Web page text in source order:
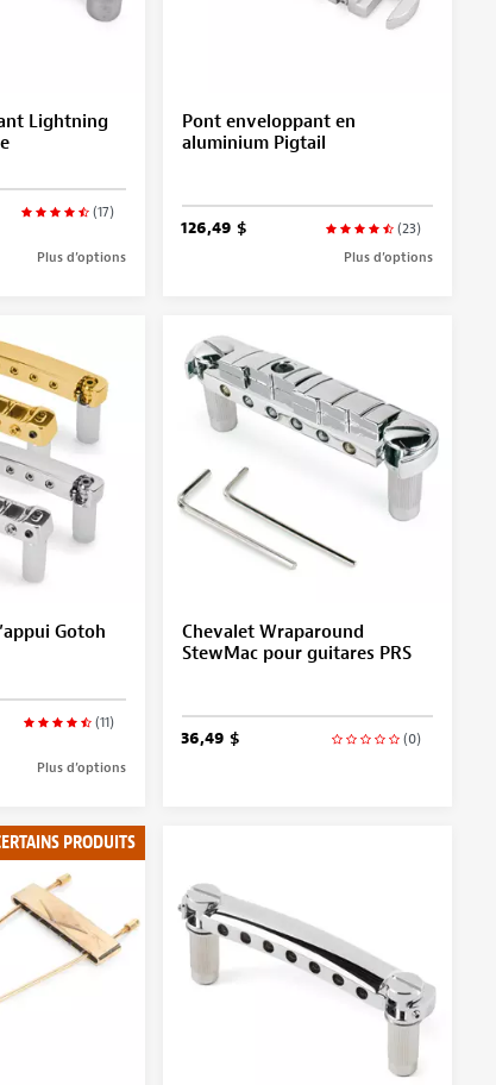
Lightning
(17)
Plus d’options
Pont enveloppant en
aluminium Pigtail
(23)
126,49 $
Plus d’options
Gotoh
(11)
Plus d’options
Chevalet Wraparound
StewMac pour guitares PRS
(0)
36,49 $
PRODUITS